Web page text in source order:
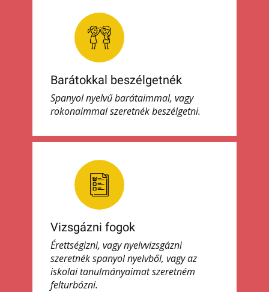
Barátokkal beszélgetnék
Spanyol nyelvű barátaimmal, vagy
rokonaimmal szeretnék beszélgetni.
Vizsgázni fogok
Érettségizni, vagy nyelvvizsgázni
szeretnék spanyol nyelvből, vagy az
iskolai tanulmányaimat szeretném
felturbózni.